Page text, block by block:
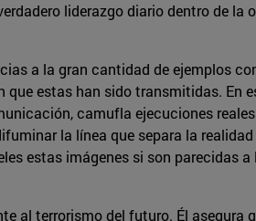
liderazgo diario dentro de la
a la gran cantidad de ejemplos
estas han sido transmitidas. En
camufla ejecuciones
la línea que separa la
estas imágenes si son parecidas
al terrorismo del futuro. Él asegura